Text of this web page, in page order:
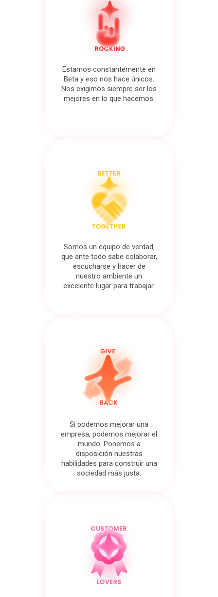
Estamos constantemente en
Beta y eso nos hace únicos.
Nos exigimos siempre ser los
mejores en lo que hacemos.
Somos un equipo de verdad,
que ante todo sabe colaborar,
escucharse y hacer de
nuestro ambiente un
excelente lugar para trabajar.
Si podemos mejorar una
empresa, podemos mejorar el
mundo. Ponemos a
disposición nuestras
habilidades para construir una
sociedad más justa.